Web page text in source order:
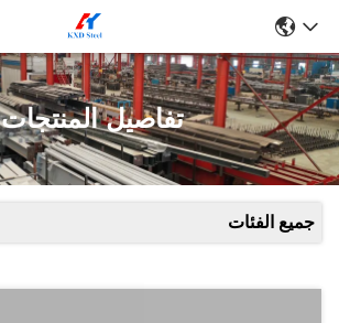
تفاصيل المنتجات
جميع الفئات